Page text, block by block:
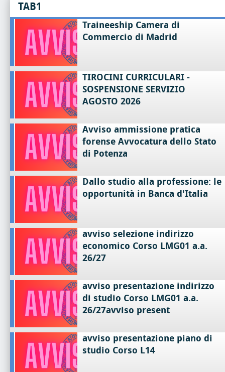
TAB1
Traineeship Camera di
Commercio di Madrid
TIROCINI CURRICULARI -
SOSPENSIONE SERVIZIO
AGOSTO 2026
Avviso ammissione pratica
forense Avvocatura dello Stato
di Potenza
Dallo studio alla professione: le
opportunità in Banca d'Italia
avviso selezione indirizzo
economico Corso LMG01 a.a.
26/27
avviso presentazione indirizzo
di studio Corso LMG01 a.a.
26/27avviso present
avviso presentazione piano di
studio Corso L14